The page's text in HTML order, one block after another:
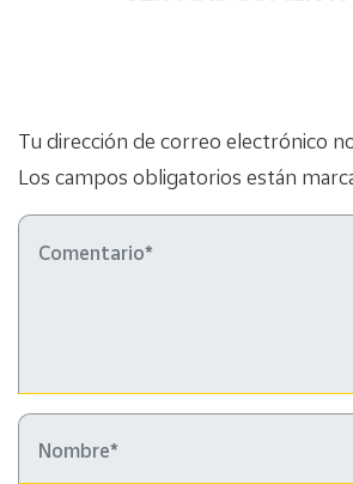
Tu dirección de correo electrónico
Los campos obligatorios están